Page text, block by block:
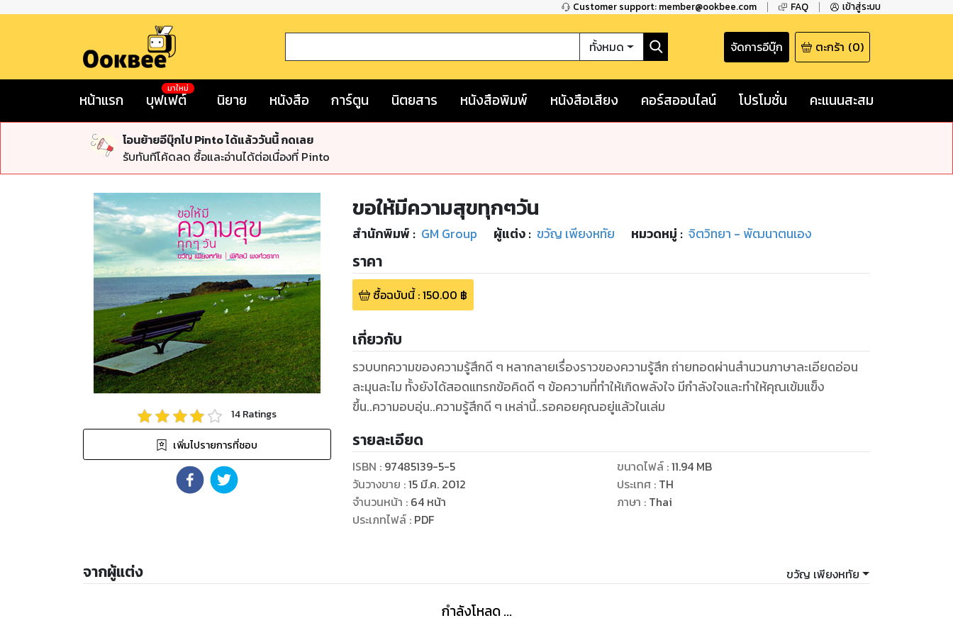
Customer support: member@ookbee.com FAQ เข้าสู่ระบบ
ทั้งหมด จัดการอีบุ๊ก ตะกร้า (0)
หน้าแรก บุฟเฟต์
มาใหม่
นิยาย หนังสือ การ์ตูน นิตยสาร หนังสือพิมพ์ หนังสือเสียง คอร์สออนไลน์ โปรโมชั่น คะแนนสะสม
โอนย้ายอีบุ๊กไป Pinto ได้แล้ววันนี้ กดเลย
รับทันทีโค้ดลด ซื้อและอ่านได้ต่อเนื่องที่ Pinto
14Ratings
เพิ่มไปรายการที่ชอบ
ขอให้มีความสุขทุกๆวัน
สำนักพิมพ์ : GM Group ผู้แต่ง : ขวัญ เพียงหทัย หมวดหมู่ : จิตวิทยา - พัฒนาตนเอง
ราคา
ซื้อฉบับนี้:150.00 ฿
เกี่ยวกับ
รวบบทความของความรู้สึกดี ๆ หลากลายเรื่องราวของความรู้สึก ถ่ายทอดผ่านสำนวนภาษาละเอียดอ่อน
ละมุนละไม ทั้งยังได้สอดแทรกข้อคิดดี ๆ ข้อความที่ทำให้เกิดพลังใจ มีกำลังใจและทำให้คุณเข้มแข็ง
ขึ้น..ความอบอุ่น..ความรู้สึกดี ๆ เหล่านี้..รอคอยคุณอยู่แล้วในเล่ม
รายละเอียด
ISBN : 97485139-5-5
วันวางขาย :15 มี.ค. 2012
จำนวนหน้า : 64 หน้า
ประเภทไฟล์: PDF
ขนาดไฟล์:11.94 MB
ประเทศ : TH
ภาษา : Thai
จากผู้แต่ง ขวัญ เพียงหทัย
กำลังโหลด ...